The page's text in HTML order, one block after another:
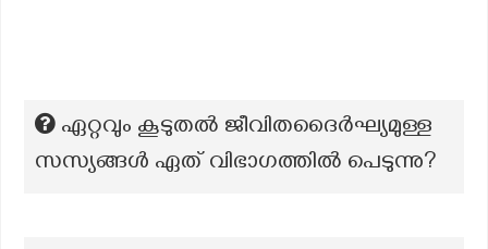
ഏറ്റവും കൂടുതൽ ജീവിതദൈർഘ്യമുള്ള
സസ്യങ്ങൾ ഏത് വിഭാഗത്തിൽ പെടുന്നു?